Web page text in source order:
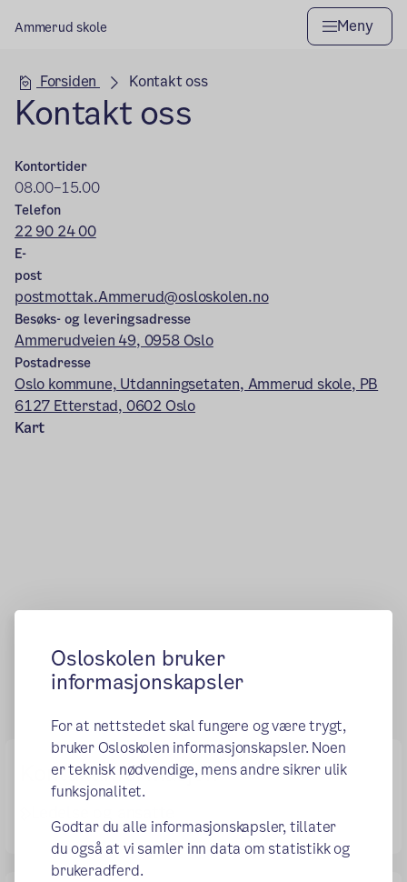
Osloskolen bruker
informasjonskapsler
For at nettstedet skal fungere og være trygt,
bruker Osloskolen informasjonskapsler. Noen
er teknisk nødvendige, mens andre sikrer ulik
funksjonalitet.
Godtar du alle informasjonskapsler, tillater
du også at vi samler inn data om statistikk og
brukeradferd.
Ammerud skole Meny
Hovedseksjon
Forsiden Kontakt oss
Kontakt oss
Kontortider
08.00–15.00
Telefon
22 90 24 00
E-
post
postmottak.Ammerud@osloskolen.no
Besøks- og leveringsadresse
Ammerudveien 49, 0958 Oslo
Postadresse
Oslo kommune, Utdanningsetaten, Ammerud skole, PB
6127 Etterstad, 0602 Oslo
Kart
Kontaktinformasjon